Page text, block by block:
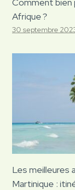
Afrique ?
30 septembre
Les meilleures
Martinique :